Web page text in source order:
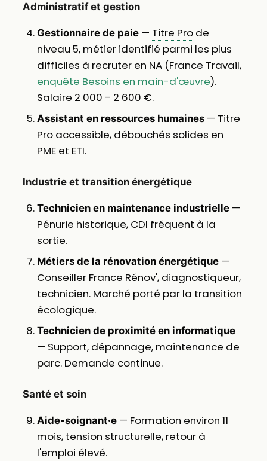
Administratif et gestion
Gestionnaire de paie— Titre Prode
niveau 5, métier identifié parmi les plus
difficiles à recruter en NA (France Travail,
enquête Besoins en main-d'œuvre).
Salaire 2 000 - 2 600 €.
Assistant en ressources humaines— Titre
Pro accessible, débouchés solides en
PME et ETI.
Industrie et transition énergétique
Technicien en maintenance industrielle—
Pénurie historique, CDI fréquent à la
sortie.
Métiers de la rénovation énergétique—
Conseiller France Rénov', diagnostiqueur,
technicien. Marché porté par la transition
écologique.
Technicien de proximité en informatique
— Support, dépannage, maintenance de
parc. Demande continue.
Santé et soin
Aide-soignant·e— Formation environ 11
mois, tension structurelle, retour à
l'emploi élevé.